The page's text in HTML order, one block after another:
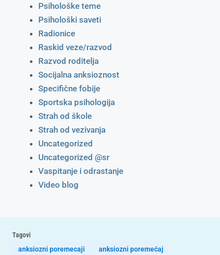
Psihološke teme
Psihološki saveti
Radionice
Raskid veze/razvod
Razvod roditelja
Socijalna anksioznost
Specifične fobije
Sportska psihologija
Strah od škole
Strah od vezivanja
Uncategorized
Uncategorized @sr
Vaspitanje i odrastanje
Video blog
Tagovi
anksiozni poremecaji
anksiozni poremećaj